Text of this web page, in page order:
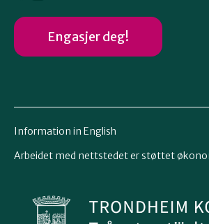
Engasjer deg!
Information in English
Arbeidet med nettstedet er støttet